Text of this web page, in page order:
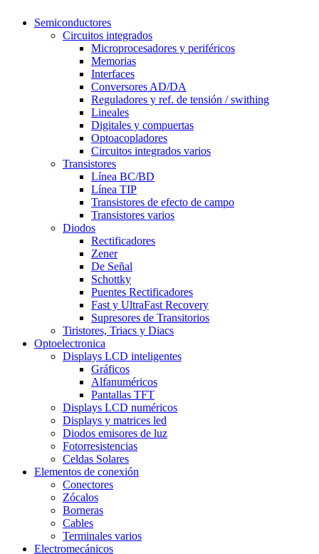
Semiconductores
Circuitos integrados
Microprocesadores y periféricos
Memorias
Interfaces
Conversores AD/DA
Reguladores y ref. de tensión / swithing
Lineales
Digitales y compuertas
Optoacopladores
Circuitos integrados varios
Transistores
Línea BC/BD
Línea TIP
Transistores de efecto de campo
Transistores varios
Diodos
Rectificadores
Zener
De Señal
Schottky
Puentes Rectificadores
Fast y UltraFast Recovery
Supresores de Transitorios
Tiristores, Triacs y Diacs
Optoelectronica
Displays LCD inteligentes
Gráficos
Alfanuméricos
Pantallas TFT
Displays LCD numéricos
Displays y matrices led
Diodos emisores de luz
Fotorresistencias
Celdas Solares
Elementos de conexión
Conectores
Zócalos
Borneras
Cables
Terminales varios
Electromecánicos